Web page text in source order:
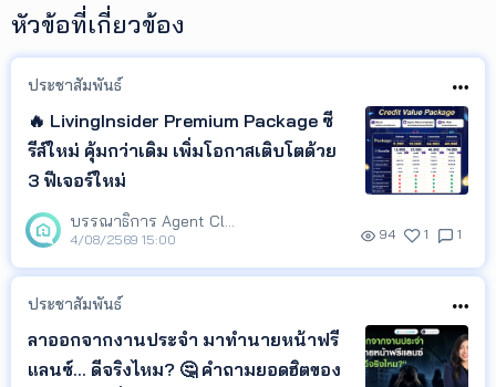
หัวข้อที่เกี่ยวข้อง
ประชาสัมพันธ์
🔥 LivingInsider Premium Package ซี
รีส์ใหม่ คุ้มกว่าเดิม เพิ่มโอกาสเติบโตด้วย
3 ฟีเจอร์ใหม่
บรรณาธิการ Agent Club
4/08/2569 15:00 94 1 1
ประชาสัมพันธ์
ลาออกจากงานประจำ มาทำนายหน้าฟรี
แลนซ์... ดีจริงไหม? 🤔 คำถามยอดฮิตของ